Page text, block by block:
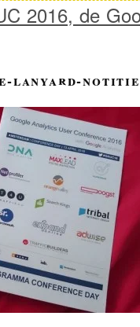
2016, de
lanyard-